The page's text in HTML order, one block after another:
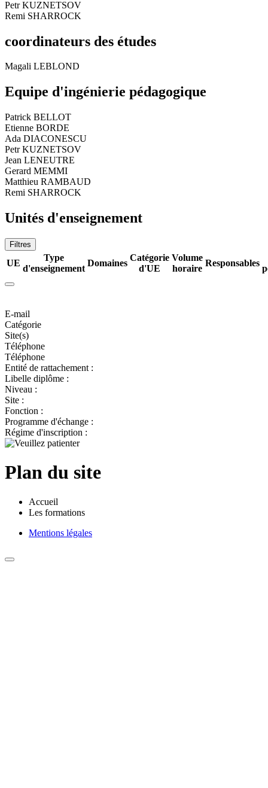
Petr KUZNETSOV
Remi SHARROCK
coordinateurs des études
Magali LEBLOND
Equipe d'ingénierie pédagogique
Patrick BELLOT
Etienne BORDE
Ada DIACONESCU
Petr KUZNETSOV
Jean LENEUTRE
Gerard MEMMI
Matthieu RAMBAUD
Remi SHARROCK
Unités d'enseignement
Filtres
UE
Type
d'enseignement
Domaines
Catégorie
d'UE
Volume
horaire
Responsables
E-mail
Catégorie
Site(s)
Téléphone
Téléphone
Entité de rattachement :
Libelle diplôme :
Niveau :
Site :
Fonction :
Programme d'échange :
Régime d'inscription :
Plan du site
Accueil
Les formations
Mentions légales